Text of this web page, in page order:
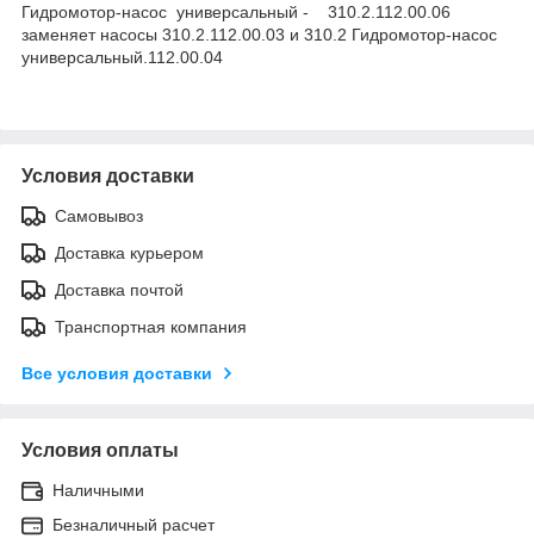
Гидромотор-насос универсальный - 310.2.112.00.06
заменяет насосы 310.2.112.00.03 и 310.2 Гидромотор-насос
универсальный.112.00.04
Условия доставки
Самовывоз
Доставка курьером
Доставка почтой
Транспортная компания
Все условия доставки
Условия оплаты
Наличными
Безналичный расчет